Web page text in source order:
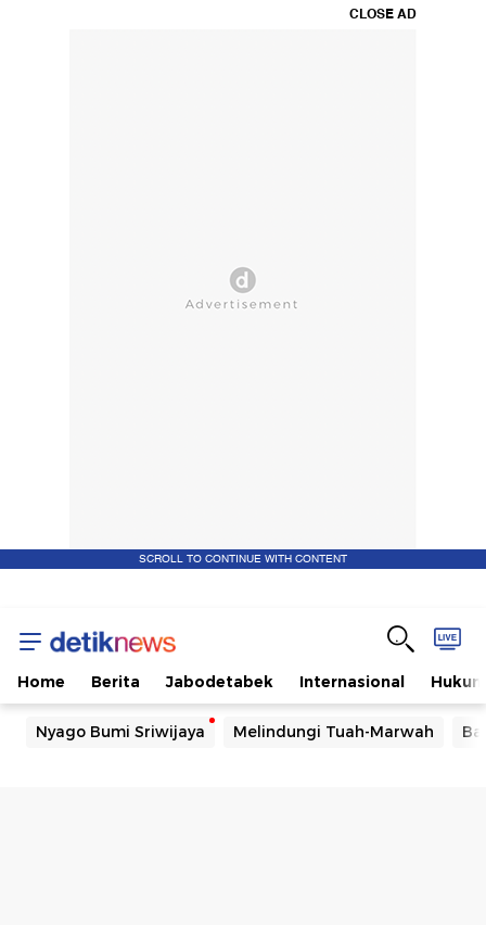
CLOSE AD
SCROLL TO CONTINUE WITH CONTENT
Home Berita Jabodetabek Internasional Hukum
Nyago Bumi Sriwijaya Melindungi Tuah-Marwah